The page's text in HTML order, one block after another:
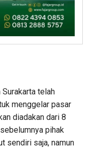
Surakarta telah
menggelar pasar
diadakan dari 8
pihak
sendiri saja, namun